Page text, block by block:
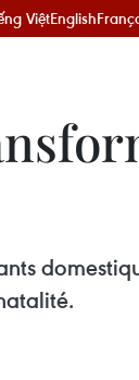
ViệtEnglish